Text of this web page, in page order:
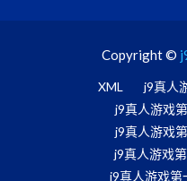
Copyright ©
XML
j9真人
j9真人游戏
j9真人游戏
j9真人游戏
j9真人游戏第